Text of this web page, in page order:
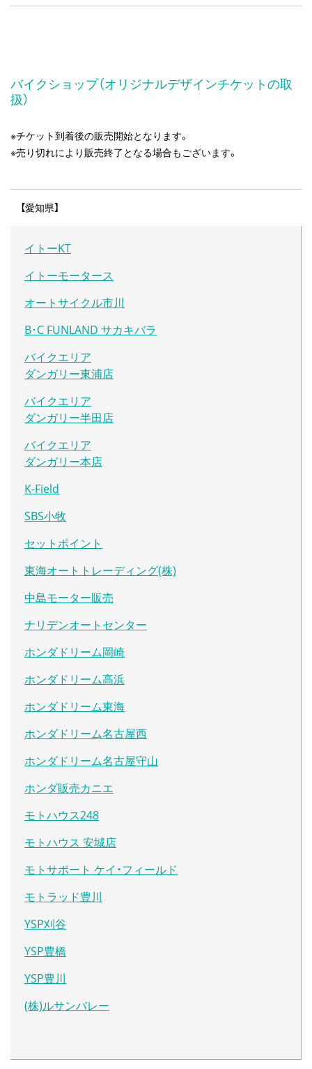
バイクショップ（オリジナルデザインチケットの取
扱）
※チケット到着後の販売開始となります。
※売り切れにより販売終了となる場合もございます。
【愛知県】
イトーKT
イトーモータース
オートサイクル市川
B･C FUNLAND サカキバラ
バイクエリア
ダンガリー東浦店
バイクエリア
ダンガリー半田店
バイクエリア
ダンガリー本店
K-Field
SBS小牧
セットポイント
東海オートトレーディング(株)
中島モーター販売
ナリデンオートセンター
ホンダドリーム岡崎
ホンダドリーム高浜
ホンダドリーム東海
ホンダドリーム名古屋西
ホンダドリーム名古屋守山
ホンダ販売カニエ
モトハウス248
モトハウス 安城店
モトサポート ケイ・フィールド
モトラッド豊川
YSP刈谷
YSP豊橋
YSP豊川
(株)ルサンバレー